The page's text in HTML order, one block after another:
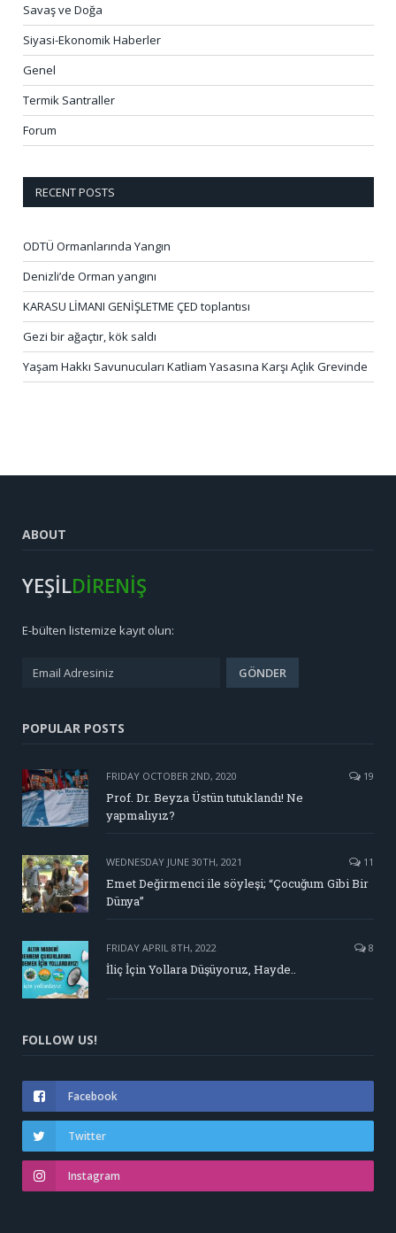
Savaş ve Doğa
Siyasi-Ekonomik Haberler
Genel
Termik Santraller
Forum
RECENT POSTS
ODTÜ Ormanlarında Yangın
Denizli’de Orman yangını
KARASU LİMANI GENİŞLETME ÇED toplantısı
Gezi bir ağaçtır, kök saldı
Yaşam Hakkı Savunucuları Katliam Yasasına Karşı Açlık Grevinde
ABOUT
YEŞİLDİRENİŞ
E-bülten listemize kayıt olun:
POPULAR POSTS
FRIDAY OCTOBER 2ND, 2020 19
Prof. Dr. Beyza Üstün tutuklandı! Ne
yapmalıyız?
WEDNESDAY JUNE 30TH, 2021 11
Emet Değirmenci ile söyleşi; “Çocuğum Gibi Bir
Dünya”
FRIDAY APRIL 8TH, 2022 8
İliç İçin Yollara Düşüyoruz, Hayde..
FOLLOW US!
Facebook
Twitter
Instagram